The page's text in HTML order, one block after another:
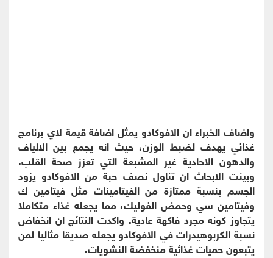
واضاف الخبراء ان الافوكادو يمثل اضافة قيمة لاي برنامج
غذائي يهدف لضبط الوزن، حيث انه يجمع بين الالياف
والدهون الاحادية غير المشبعة التي تعزز صحة القلب.
وبينت الابحاث ان تناول نصف حبة من الافوكادو يزود
الجسم بنسبة ممتازة من الفيتامينات مثل فيتامين ك
وفيتامين سي وحمض الفوليك، مما يجعله غذاء متكاملا
يتجاوز كونه مجرد فاكهة عادية. واكدت النتائج ان انخفاض
نسبة الكربوهيدرات في الافوكادو يجعله صديقا مثاليا لمن
يتبعون حميات غذائية منخفضة النشويات.